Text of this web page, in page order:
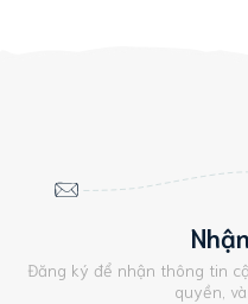
Đăng ký để nhận thông tin
quyền,